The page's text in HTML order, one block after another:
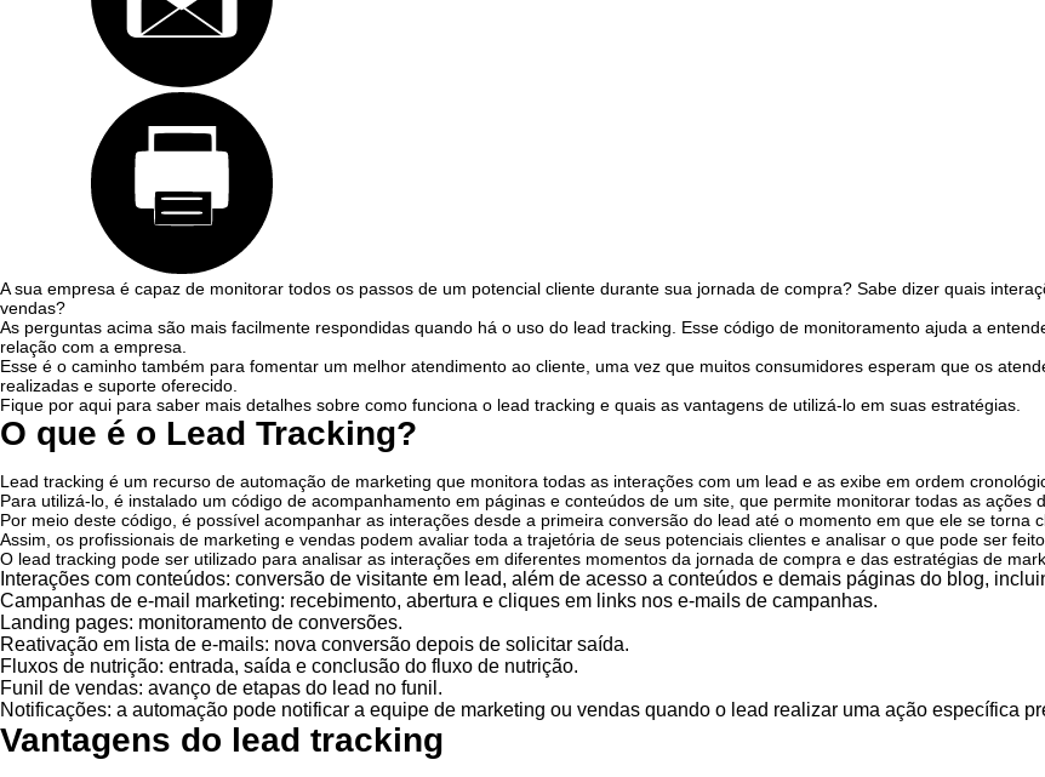
A sua empresa é capaz de monitorar todos os passos de um potencial cliente durante sua jornada de compra? Sabe dizer quais
vendas?
As perguntas acima são mais facilmente respondidas quando há o uso do lead tracking. Esse código de monitoramento ajuda a
relação com a empresa.
Esse é o caminho também para fomentar um melhor atendimento ao cliente, uma vez que muitos consumidores esperam que os
realizadas e suporte oferecido.
Fique por aqui para saber mais detalhes sobre como funciona o lead tracking e quais as vantagens de utilizá-lo em suas estratégias.
O que é o Lead Tracking?
Lead tracking é um recurso de automação de marketing que monitora todas as interações com um lead e as exibe em ordem
Para utilizá-lo, é instalado um código de acompanhamento em páginas e conteúdos de um site, que permite monitorar todas as ações
Por meio deste código, é possível acompanhar as interações desde a primeira conversão do lead até o momento em que ele se torna
Assim, os profissionais de marketing e vendas podem avaliar toda a trajetória de seus potenciais clientes e analisar o que pode ser
O lead tracking pode ser utilizado para analisar as interações em diferentes momentos da jornada de compra e das estratégias de
Interações com conteúdos: conversão de visitante em lead, além de acesso a conteúdos e demais páginas do blog,
Campanhas de e-mail marketing: recebimento, abertura e cliques em links nos e-mails de campanhas.
Landing pages: monitoramento de conversões.
Reativação em lista de e-mails: nova conversão depois de solicitar saída.
Fluxos de nutrição: entrada, saída e conclusão do fluxo de nutrição.
Funil de vendas: avanço de etapas do lead no funil.
Notificações: a automação pode notificar a equipe de marketing ou vendas quando o lead realizar uma ação específica
Vantagens do lead tracking